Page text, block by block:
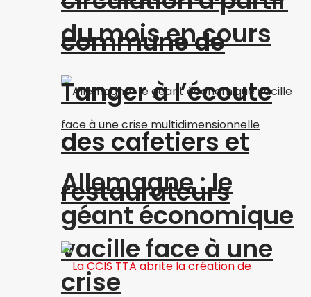
du mois en cours
Allemagne : le
géant économique
vacille face à une
crise
commune de
Tanger à l’écoute
des cafetiers et
restaurateurs